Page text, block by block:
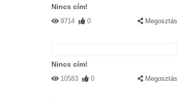
Nincs cím!
9714 0 Megosztás
Nincs cím!
10583 0 Megosztás